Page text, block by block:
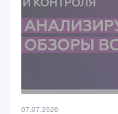
07.07.2026